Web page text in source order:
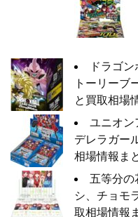
ドラゴ
トーリーブ
と買取相場
ユニオン
デレラガー
相場情報ま
五等分の
シ、チョモ
取相場情報